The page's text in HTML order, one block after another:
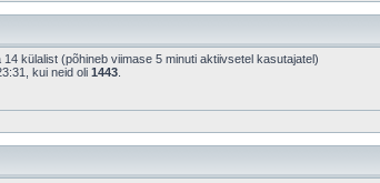
külalist (põhineb viimase 5 minuti aktiivsetel kasutajatel)
kui neid oli 1443